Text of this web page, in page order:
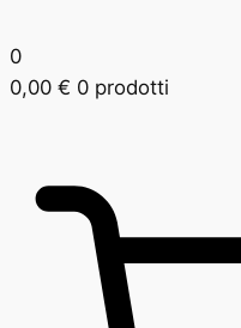
0
0,00 € 0 prodotti